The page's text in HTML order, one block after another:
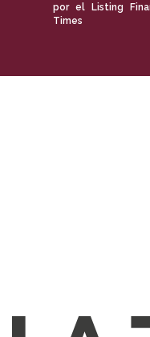
por el Listing
Times